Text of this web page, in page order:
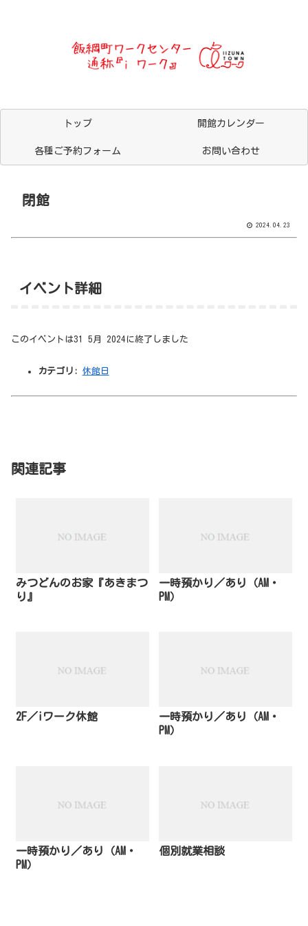
トップ 開館カレンダー
各種ご予約フォーム お問い合わせ
閉館
2024.04.23
イベント詳細
このイベントは31 5月 2024に終了しました
カテゴリ: 休館日
関連記事
みつどんのお家『あきまつ
り』
一時預かり／あり（AM・
PM）
2F／iワーク休館
一時預かり／あり（AM・
PM）
一時預かり／あり（AM・
PM）
個別就業相談